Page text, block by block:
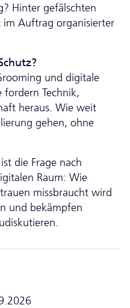
Hinter gefälschten
im Auftrag organisierter
und digitale
Technik,
heraus. Wie weit
gehen, ohne
die Frage nach
Raum: Wie
miss­braucht wird
und bekämpfen